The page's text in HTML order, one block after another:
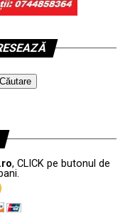
, CLICK pe butonul de